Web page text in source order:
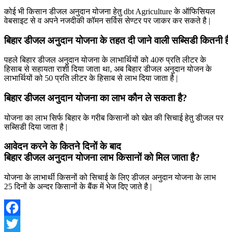
कोई भी किसान डीजल अनुदान योजना हेतु dbt Agriculture के ऑफिसियल
वेबसाइट से व अपने नजदीकी कॉमन सर्विस सेण्टर पर जाकर कर सकते है |
बिहार डीजल अनुदान योजना के तहत दी जाने वाली सब्सिडी कितनी
पहले बिहार डीजल अनुदान योजना के लाभार्थियों को 40रु प्रति लीटर के
हिसाब से सहायता राशी दिया जाता था, अब बिहार डीजल अनुदान योजन के
लाभार्थियों को 50 प्रति लीटर के हिसाब से लाभ दिया जाता है |
बिहार डीजल अनुदान योजना का लाभ कौन ले सकता है?
योजना का लाभ सिर्फ बिहार के गरीब किसानों को खेत की सिचाई हेतु डीजल पर
सब्सिडी दिया जाता है |
आवेदन करने के कितने दिनों के बाद
बिहार डीजल अनुदान योजना लाभ किसानों को मिल जाता है?
योजना के लाभार्थी किसनों को सिचाई के लिए डीजल अनुदान योजना के लाभ
25 दिनों के अन्दर किसानों के बैंक में भेज दिए जाते है |
Facebook